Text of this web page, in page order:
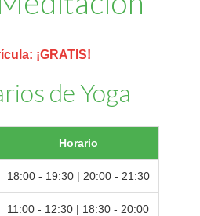
¡GRATIS!
de Yoga
Horario
18:00 - 19:30 | 20:00 - 21:30
11:00 - 12:30 | 18:30 - 20:00